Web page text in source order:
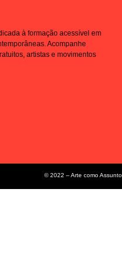
à formação acessível em
Acompanhe
artistas e movimentos
© 2022 – Arte como Assunto